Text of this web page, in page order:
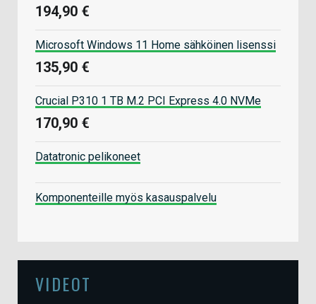
194,90 €
Microsoft Windows 11 Home sähköinen lisenssi
135,90 €
Crucial P310 1 TB M.2 PCI Express 4.0 NVMe
170,90 €
Datatronic pelikoneet
Komponenteille myös kasauspalvelu
VIDEOT